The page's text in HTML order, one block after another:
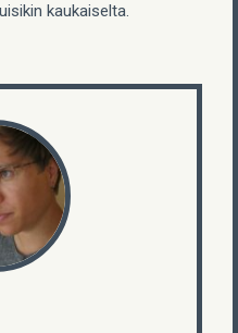
kaukaiselta.